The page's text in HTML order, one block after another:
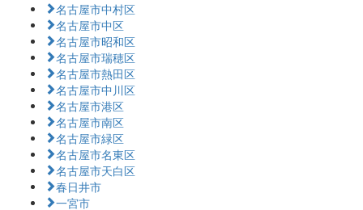
名古屋市中村区
名古屋市中区
名古屋市昭和区
名古屋市瑞穂区
名古屋市熱田区
名古屋市中川区
名古屋市港区
名古屋市南区
名古屋市緑区
名古屋市名東区
名古屋市天白区
春日井市
一宮市